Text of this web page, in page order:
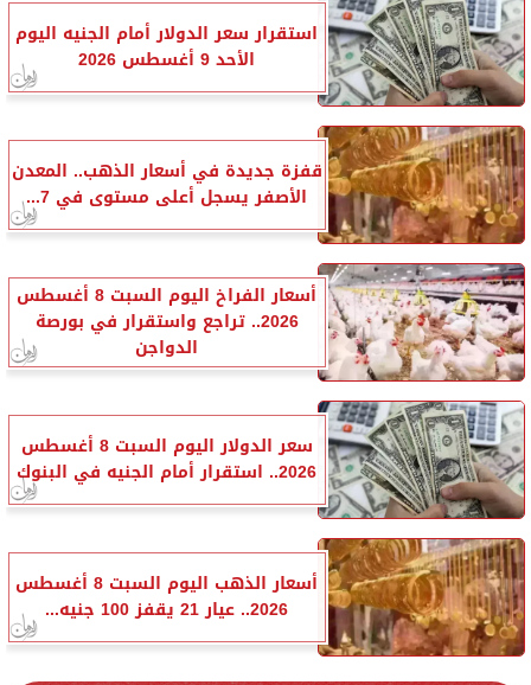
استقرار سعر الدولار أمام الجنيه اليوم
الأحد 9 أغسطس 2026
قفزة جديدة في أسعار الذهب.. المعدن
الأصفر يسجل أعلى مستوى في 7...
أسعار الفراخ اليوم السبت 8 أغسطس
2026.. تراجع واستقرار في بورصة
الدواجن
سعر الدولار اليوم السبت 8 أغسطس
2026.. استقرار أمام الجنيه في البنوك
أسعار الذهب اليوم السبت 8 أغسطس
2026.. عيار 21 يقفز 100 جنيه...